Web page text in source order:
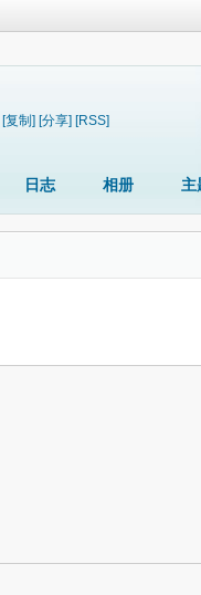
[复制] [分享] [RSS]
日志 相册 主